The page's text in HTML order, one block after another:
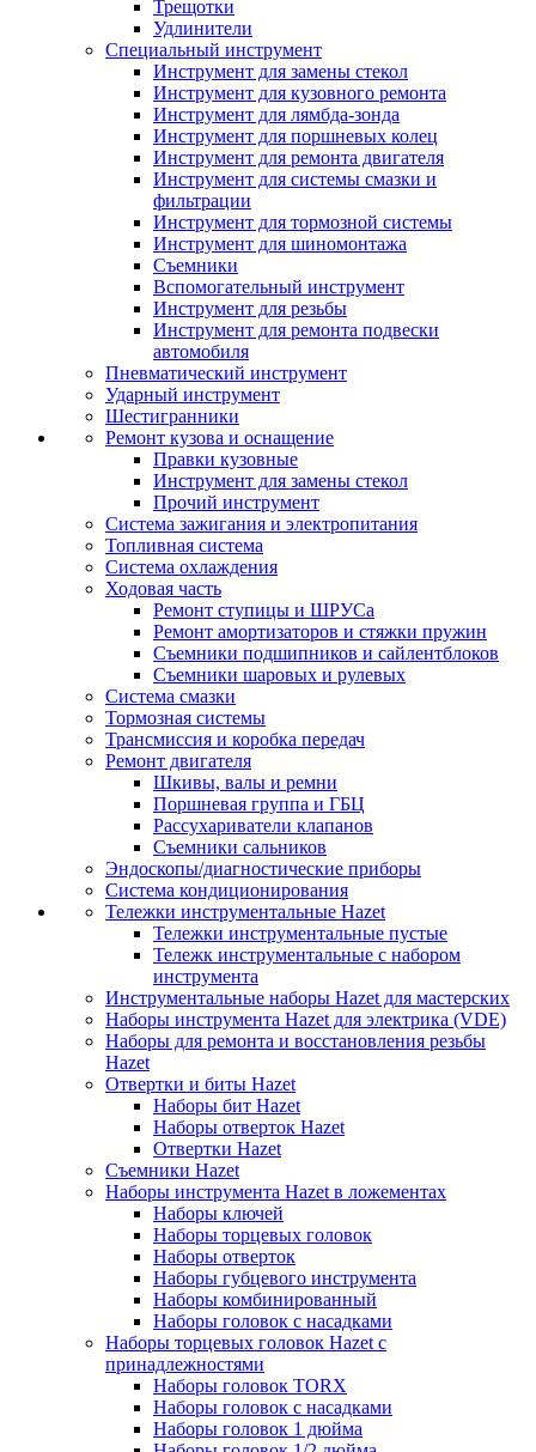
Трещотки
Удлинители
Специальный инструмент
Инструмент для замены стекол
Инструмент для кузовного ремонта
Инструмент для лямбда-зонда
Инструмент для поршневых колец
Инструмент для ремонта двигателя
Инструмент для системы смазки и
фильтрации
Инструмент для тормозной системы
Инструмент для шиномонтажа
Съемники
Вспомогательный инструмент
Инструмент для резьбы
Инструмент для ремонта подвески
автомобиля
Пневматический инструмент
Ударный инструмент
Шестигранники
Ремонт кузова и оснащение
Правки кузовные
Инструмент для замены стекол
Прочий инструмент
Система зажигания и электропитания
Топливная система
Система охлаждения
Ходовая часть
Ремонт ступицы и ШРУСа
Ремонт амортизаторов и стяжки пружин
Съемники подшипников и сайлентблоков
Съемники шаровых и рулевых
Система смазки
Тормозная системы
Трансмиссия и коробка передач
Ремонт двигателя
Шкивы, валы и ремни
Поршневая группа и ГБЦ
Рассухариватели клапанов
Съемники сальников
Эндоскопы/диагностические приборы
Система кондиционирования
Тележки инструментальные Hazet
Тележки инструментальные пустые
Тележк инструментальные с набором
инструмента
Инструментальные наборы Hazet для мастерских
Наборы инструмента Hazet для электрика (VDE)
Наборы для ремонта и восстановления резьбы
Hazet
Отвертки и биты Hazet
Наборы бит Hazet
Наборы отверток Hazet
Отвертки Hazet
Съемники Hazet
Наборы инструмента Hazet в ложементах
Наборы ключей
Наборы торцевых головок
Наборы отверток
Наборы губцевого инструмента
Наборы комбинированный
Наборы головок с насадками
Наборы торцевых головок Hazet с
принадлежностями
Наборы головок TORX
Наборы головок с насадками
Наборы головок 1 дюйма